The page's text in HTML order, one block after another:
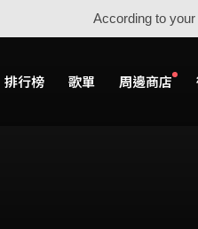
According to
排行榜 歌單 周邊商店